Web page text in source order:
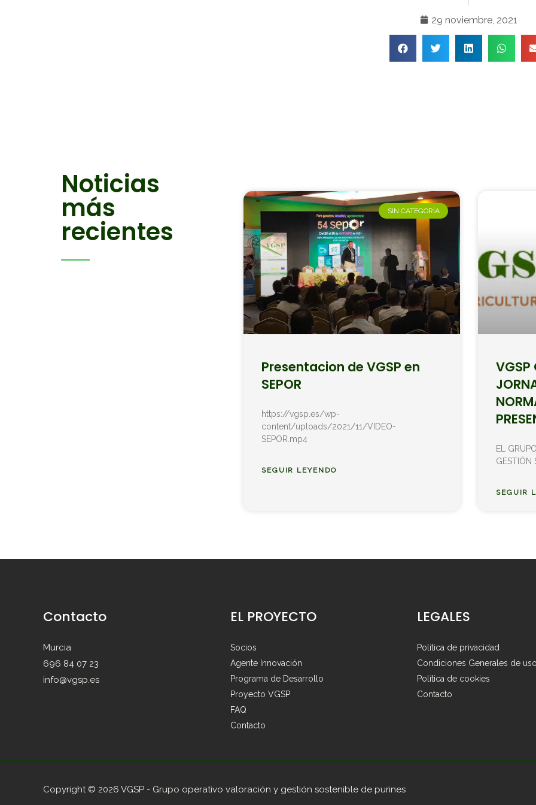
29 noviembre, 2021
Noticias
más
recientes
SIN CATEGORÍA
Presentacion de VGSP en
SEPOR
https://vgsp.es/wp-
content/uploads/2021/11/VIDEO-
SEPOR.mp4
SEGUIR LEYENDO
VGSP
EL
GESTIÓN
SEGUIR
Contacto
Murcia
696 84 07 23
info@vgsp.es
EL PROYECTO
Socios
Agente Innovación
Programa de Desarrollo
Proyecto VGSP
FAQ
Contacto
LEGALES
Política de privacidad
Condiciones Generales de
Política de cookies
Contacto
Copyright © 2026 VGSP - Grupo operativo valoración y gestión sostenible de purines